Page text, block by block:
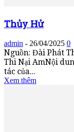
Thủy Hử
admin - 26/04/2025 0
Nguồn: Đài Phát
Thi Nại AmNội
tác của...
Xem thêm